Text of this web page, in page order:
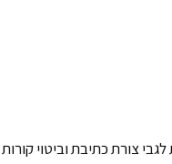
צורת כתיבת וביטוי